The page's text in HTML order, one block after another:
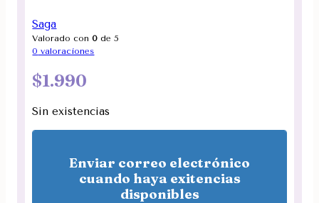
Saga
Valorado con0 de 5
0 valoraciones
$1.990
Sin existencias
Enviar correo electrónico
cuando haya exitencias
disponibles